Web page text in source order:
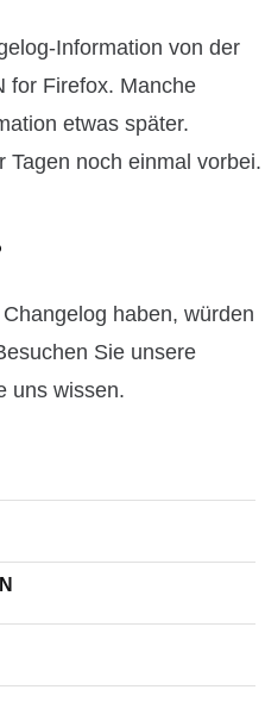
Information von der
for Firefox. Manche
etwas später.
Tagen noch einmal vorbei.
haben, würden
Sie unsere
uns wissen.